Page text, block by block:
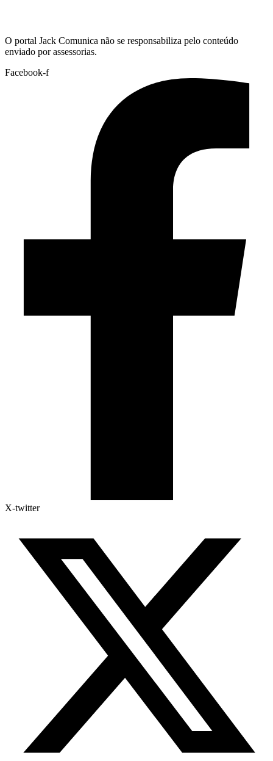
O portal Jack Comunica não se responsabiliza pelo conteúdo
enviado por assessorias.
Facebook-f
X-twitter